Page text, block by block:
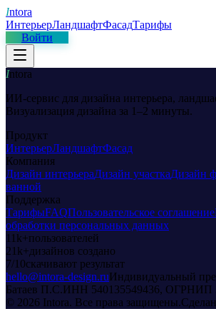
Intora
ИнтерьерЛандшафтФасадТарифы
Войти
Intora
ИИ-сервис для дизайна интерьера,
Визуализация дизайна за 1–2 минуты.
Продукт
ИнтерьерЛандшафтФасад
Компания
Дизайн интерьераДизайн участкаДизайн
ванной
Поддержка
ТарифыFAQПользовательское соглашение
обработки персональных данных
11k+пользователей
21k+дизайнов создано
7/10скачивают результат
hello@intora-design.ruИндивидуальный
Батаев П.С.ИНН 540135549436, ОГРНИП
© 2026 Intora. Все права защищены.